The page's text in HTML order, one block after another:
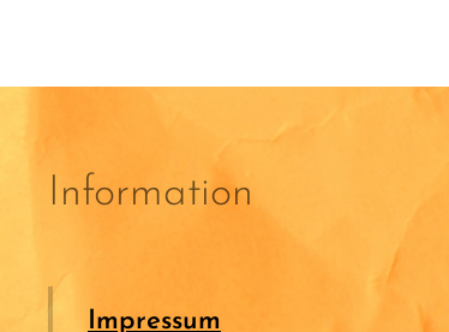
Information
Impressum